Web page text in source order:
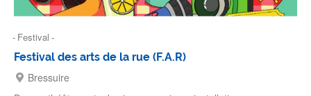
Festival
Festival des arts de la rue (F.A.R)
Bressuire